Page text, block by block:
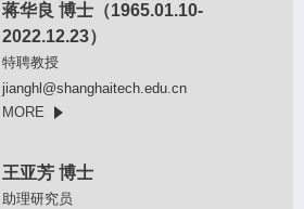
蒋华良 博士（1965.01.10-
2022.12.23）
特聘教授
jianghl@shanghaitech.edu.cn
MORE
王亚芳 博士
助理研究员